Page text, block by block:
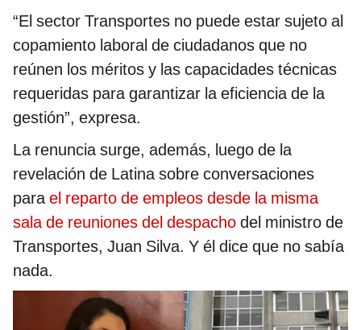
“El sector Transportes no puede estar sujeto al
copamiento laboral de ciudadanos que no
reúnen los méritos y las capacidades técnicas
requeridas para garantizar la eficiencia de la
gestión”, expresa.
La renuncia surge, además, luego de la
revelación de Latina sobre conversaciones
parael reparto de empleos desde la misma
sala de reuniones del despacho del ministro de
Transportes, Juan Silva. Y él dice que no sabía
nada.